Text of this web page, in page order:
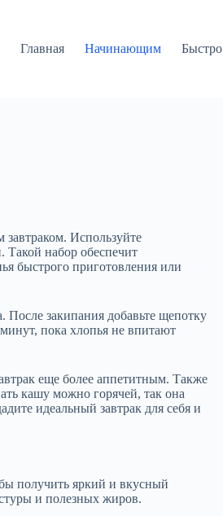
Главная Начинающим Быстро
Используйте
Такой набор обеспечит
быстрого приготовления или
закипания добавьте щепотку
пока хлопья не впитают
еще более аппетитным. Также
кашу можно горячей, так она
идеальный завтрак для себя и
получить яркий и вкусный
и полезных жиров.